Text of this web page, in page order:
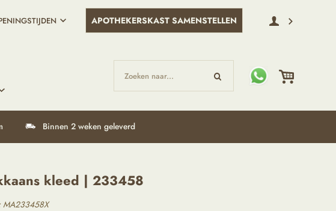
APOTHEKERSKAST SAMENSTELLEN
Zoeken naar...
Binnen 2 weken geleverd
kleed | 233458
MA233458X